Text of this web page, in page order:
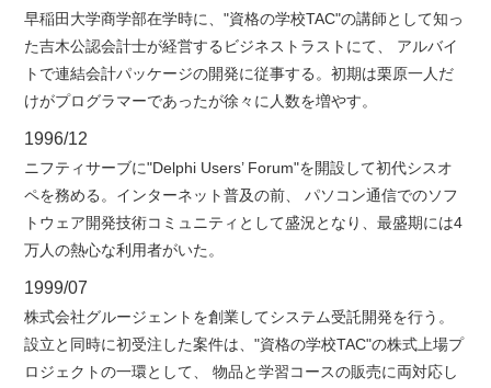
早稲田大学商学部在学時に、"資格の学校TAC"の講師として知っ
た吉木公認会計士が経営するビジネストラストにて、 アルバイ
トで連結会計パッケージの開発に従事する。初期は栗原一人だ
けがプログラマーであったが徐々に人数を増やす。
1996/12
ニフティサーブに"Delphi Users’ Forum"を開設して初代シスオ
ペを務める。インターネット普及の前、 パソコン通信でのソフ
トウェア開発技術コミュニティとして盛況となり、最盛期には4
万人の熱心な利用者がいた。
1999/07
株式会社グルージェントを創業してシステム受託開発を行う。
設立と同時に初受注した案件は、"資格の学校TAC"の株式上場プ
ロジェクトの一環として、 物品と学習コースの販売に両対応し